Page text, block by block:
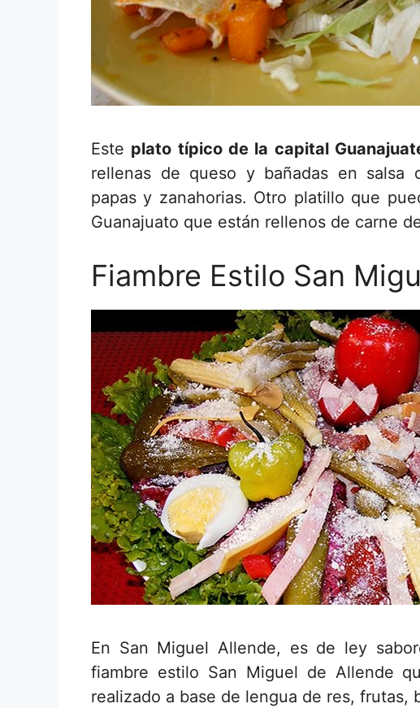
Este plato típico de la capital
rellenas de queso y bañadas en salsa
papas y zanahorias. Otro platillo que
Guanajuato que están rellenos de carne
Fiambre Estilo San
En San Miguel Allende, es de ley
fiambre estilo San Miguel de Allende
realizado a base de lengua de res, frutas,